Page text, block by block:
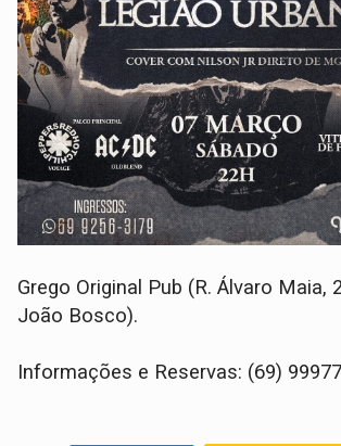
Grego Original Pub (R. Álvaro Maia,
João Bosco).
Informações e Reservas: (69)